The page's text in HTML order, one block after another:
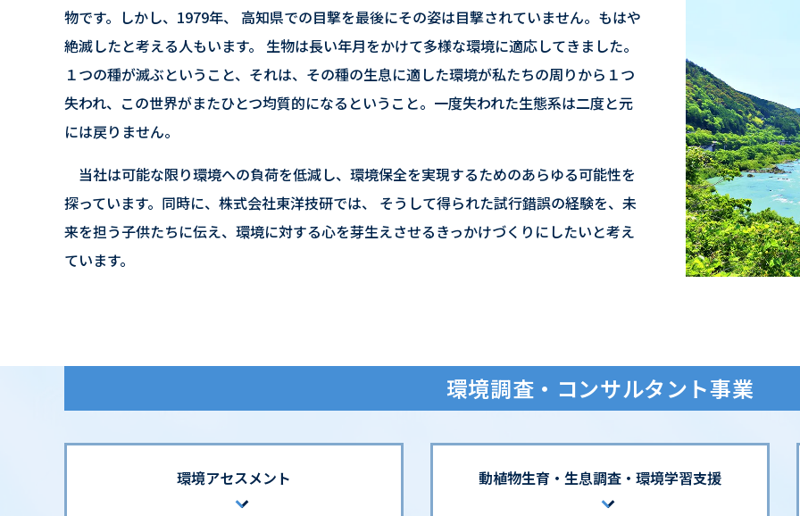
物です。しかし、1979年、 高知県での目撃を最後にその姿は目撃されていません。もはや
絶滅したと考える人もいます。 生物は長い年月をかけて多様な環境に適応してきました。
１つの種が滅ぶということ、それは、その種の生息に適した環境が私たちの周りから１つ
失われ、この世界がまたひとつ均質的になるということ。一度失われた生態系は二度と元
には戻りません。
当社は可能な限り環境への負荷を低減し、環境保全を実現するためのあらゆる可能性を
探っています。同時に、株式会社東洋技研では、 そうして得られた試行錯誤の経験を、未
来を担う子供たちに伝え、環境に対する心を芽生えさせるきっかけづくりにしたいと考え
ています。
環境調査・コンサルタント事業
環境アセスメント 動植物生育・生息調査・環境学習支援